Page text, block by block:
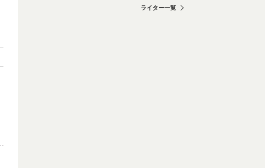
ライター一覧